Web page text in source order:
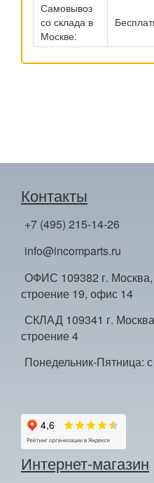
Самовывоз
со склада в
Москве:
Контакты
+7 (495) 215-14-26
info@incomparts.ru
ОФИС 109382 г. Москва,
строение 19, офис 14
СКЛАД 109341 г.
строение 4
Понедельник-Пятница:
Интернет-магазин